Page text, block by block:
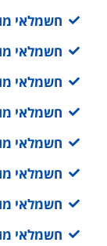
חשמלאי
חשמלאי
חשמלאי
חשמלאי
חשמלאי
חשמלאי
חשמלאי
חשמלאי